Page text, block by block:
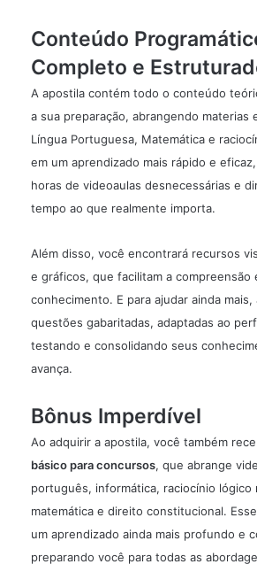
Conteúdo
Completo e
A apostila contém todo o conteúdo
a sua preparação, abrangendo materias
Língua Portuguesa, Matemática e
em um aprendizado mais rápido e
horas de videoaulas desnecessárias e
tempo ao que realmente importa.
Além disso, você encontrará recursos
e gráficos, que facilitam a compreensão
conhecimento. E para ajudar ainda mais,
questões gabaritadas, adaptadas ao
testando e consolidando seus
avança.
Bônus Imperdível
Ao adquirir a apostila, você também
básico para concursos, que abrange
português, informática, raciocínio lógico
matemática e direito constitucional.
um aprendizado ainda mais profundo e
preparando você para todas as